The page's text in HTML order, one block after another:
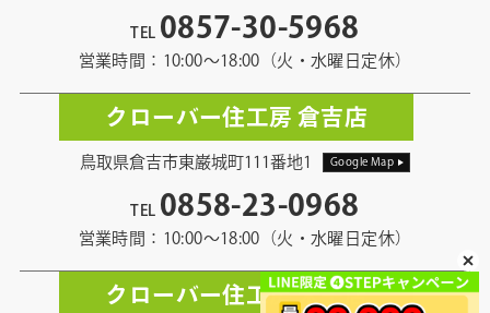
TEL 0857-30-5968
営業時間：10:00〜18:00（火・水曜日定休）
クローバー住工房 倉吉店
鳥取県倉吉市東巌城町111番地1 Google Map
TEL 0858-23-0968
営業時間：10:00〜18:00（火・水曜日定休）
クローバー住工房 米子店